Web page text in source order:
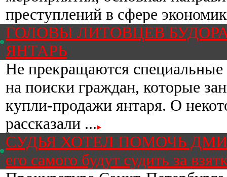
преступлений в сфере
ГОЛОВЫ ЛИТОВЦЕВ
ЯНТАРЬ
Не прекращаются специальные
на поиски граждан, которые
купли-продажи янтаря. О
рассказали ...
СУДЬЯ ХОТЕЛ ПОМОЧЬ
его самого будут судить за